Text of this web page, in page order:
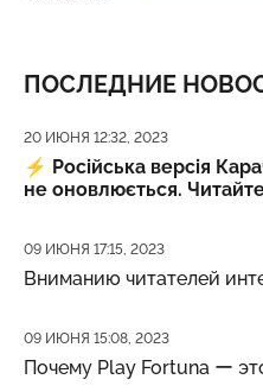
ПОСЛЕДНИЕ
Дата публикации
20 ИЮНЯ 12:32, 2023
⚡️ Російська версія
не оновлюється.
Дата публикации
09 ИЮНЯ 17:15, 2023
Вниманию читателей
Дата публикации
09 ИЮНЯ 15:08, 2023
Почему Play Fortuna ー